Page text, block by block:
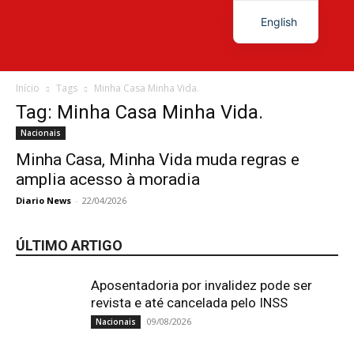
Diário
Início Tags Minha Casa Minha Vida.
Tag: Minha Casa Minha Vida.
Nacionais
Minha Casa, Minha Vida muda regras e
amplia acesso à moradia
Diario News - 22/04/2026
ÚLTIMO ARTIGO
Aposentadoria por invalidez pode ser
revista e até cancelada pelo INSS
Nacionais 09/08/2026
English